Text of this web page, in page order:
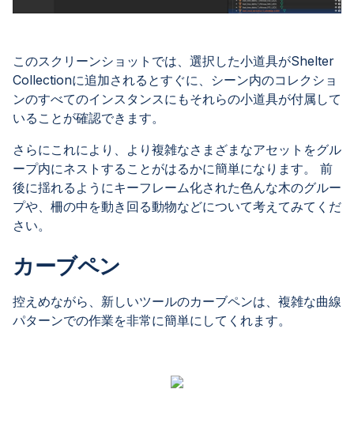
このスクリーンショットでは、選択した小道具がShelter
Collectionに追加されるとすぐに、シーン内のコレクショ
ンのすべてのインスタンスにもそれらの小道具が付属して
いることが確認できます。
さらにこれにより、より複雑なさまざまなアセットをグル
ープ内にネストすることがはるかに簡単になります。 前
後に揺れるようにキーフレーム化された色んな木のグルー
プや、柵の中を動き回る動物などについて考えてみてくだ
さい。
カーブペン
控えめながら、新しいツールのカーブペンは、複雑な曲線
パターンでの作業を非常に簡単にしてくれます。